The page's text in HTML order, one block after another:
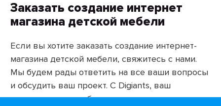
Заказать создание интернет
магазина детской мебели
Если вы хотите заказать создание интернет-
магазина детской мебели, свяжитесь с нами.
Мы будем рады ответить на все ваши вопросы
и обсудить ваш проект. С Digiants, ваш
интернет-магазин будет в надежных и